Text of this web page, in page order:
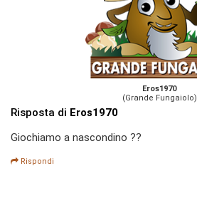
Eros1970
(Grande Fungaiolo)
Risposta di Eros1970
Giochiamo a nascondino ??
Rispondi